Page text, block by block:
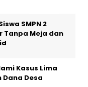
SMPN 2
Tanpa Meja dan
Kasus Lima
Desa